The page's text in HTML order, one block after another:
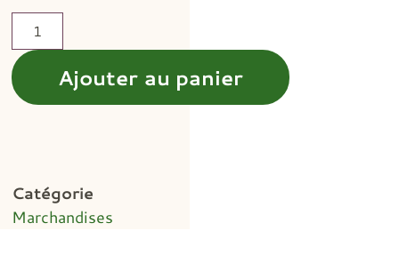
Ajouter au panier
Catégorie
Marchandises